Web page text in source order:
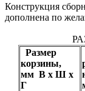
Конструкция
дополнена по
Размер
корзины,
мм В х Ш х
Г